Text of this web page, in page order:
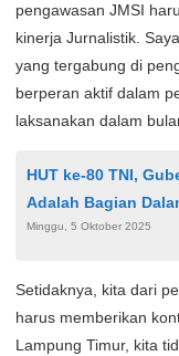
pengawasan JMSI
kinerja Jurnalistik.
yang tergabung di
berperan aktif dalam
laksanakan dalam
HUT ke-80 TNI,
Adalah Bagian
Minggu, 5 Oktober 2025
Setidaknya, kita dari
harus memberikan
Lampung Timur, kita